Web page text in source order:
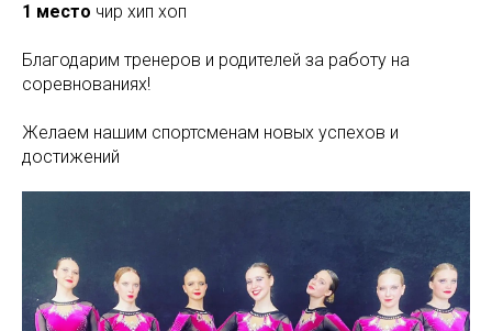
1 место чир хип хоп
Благодарим тренеров и родителей за работу на
соревнованиях!
Желаем нашим спортсменам новых успехов и
достижений